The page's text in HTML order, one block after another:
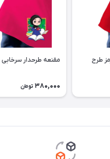
طرح
مقنعه طرحدار
380,000 تومان